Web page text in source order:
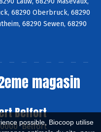
possible, Biocoop utilise
68290 Oberbruck, 68290
68290 Sewen, 68290
magasin
Belfort
Belfort